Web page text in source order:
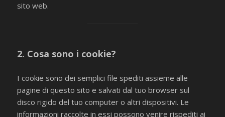
sito web.
2. Cosa sono i cookie?
I cookie sono dei semplici file spediti assieme alle
pagine di questo sito e salvati dal tuo browser sul
disco rigido del tuo computer o altri dispositivi. Le
informazioni raccolte in essi possono venire rispediti ai